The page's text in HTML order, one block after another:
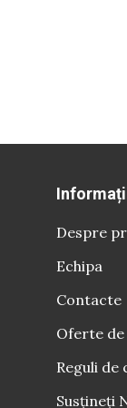
Despre
Echipa
Contacte
Oferte
Reguli de
Susțineți